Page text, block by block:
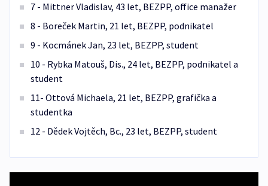
7 - Mittner Vladislav, 43 let, BEZPP, office manažer
8 - Boreček Martin, 21 let, BEZPP, podnikatel
9 - Kocmánek Jan, 23 let, BEZPP, student
10 - Rybka Matouš, Dis., 24 let, BEZPP, podnikatel a
student
11- Ottová Michaela, 21 let, BEZPP, grafička a
studentka
12 - Dědek Vojtěch, Bc., 23 let, BEZPP, student